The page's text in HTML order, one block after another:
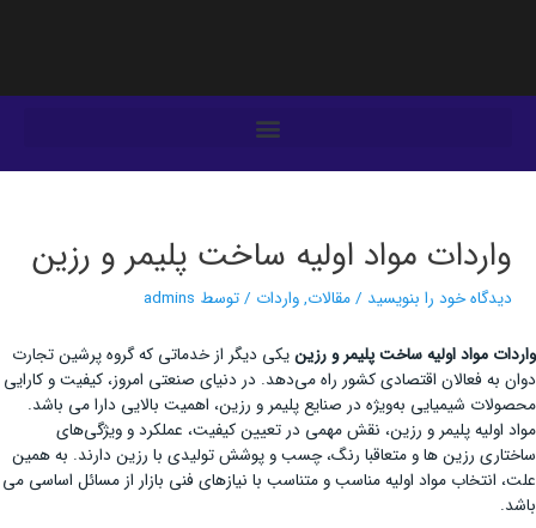
واردات مواد اولیه ساخت پلیمر و رزین
دیدگاه‌ خود را بنویسید /مقالات,واردات / توسط admins
واردات مواد اولیه ساخت پلیمر و رزینیکی دیگر از خدماتی که گروه پرشین تجارت
دوان به فعالان اقتصادی کشور راه می‌دهد. در دنیای صنعتی امروز، کیفیت و کارایی
محصولات شیمیایی به‌ویژه در صنایع پلیمر و رزین، اهمیت بالایی دارا می باشد.
مواد اولیه پلیمر و رزین، نقش مهمی‌ در تعیین کیفیت، عملکرد و ویژگی‌های
ساختاری رزین ها و متعاقبا رنگ، چسب و پوشش تولیدی با رزین دارند. به همین
علت، انتخاب مواد اولیه مناسب و متناسب با نیازهای فنی بازار از مسائل اساسی می
باشد.